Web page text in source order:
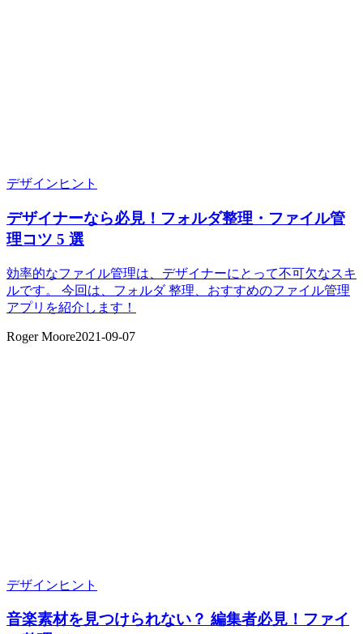
デザインヒント
デザイナーなら必見！フォルダ整理・ファイル管
理コツ 5 選
効率的なファイル管理は、デザイナーにとって不可欠なスキ
ルです。 今回は、フォルダ 整理、おすすめのファイル管理
アプリを紹介します！
Roger Moore2021-09-07
デザインヒント
音楽素材を見つけられない？ 編集者必見！ファイ